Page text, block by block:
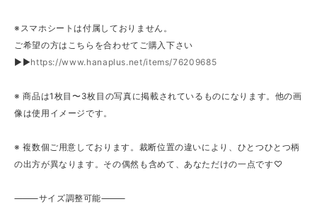
※スマホシートは付属しておりません。
ご希望の方はこちらを合わせてご購入下さい
▶▶https://www.hanaplus.net/items/76209685
※ 商品は1枚目〜3枚目の写真に掲載されているものになります。他の画
像は使用イメージです。
※ 複数個ご用意しております。裁断位置の違いにより、ひとつひとつ柄
の出方が異なります。その偶然も含めて、あなただけの一点です♡
⸻サイズ調整可能⸻